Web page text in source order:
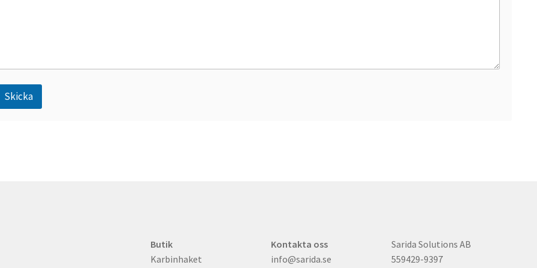
Skicka
Butik
Karbinhaket
Kontakta oss
info@sarida.se
Sarida Solutions AB
559429-9397